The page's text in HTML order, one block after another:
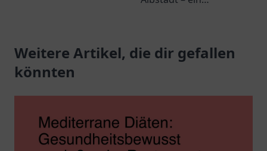
und unvergessliche
Ausflüge.
Weitere Artikel, die dir gefallen
könnten